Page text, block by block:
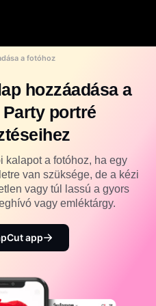
-szerkesztő
a fotóhoz
hozzáadása a
portré
kalapot a fotóhoz, ha egy
van szüksége, de a kézi
vagy túl lassú a gyors
vagy emléktárgy.
app